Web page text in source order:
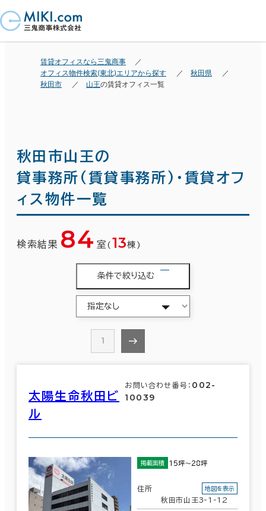
賃貸オフィスなら三鬼商事
オフィス物件検索(東北)エリアから探す
秋田県
秋田市
山王の賃貸オフィス一覧
秋田市山王の
貸事務所(賃貸事務所)・賃貸オフ
ィス物件一覧
検索結果 84 室 ( 13棟)
条件で絞り込む
1
太陽生命秋田ビ
ル
お問い合わせ番号： 002-
10039
掲載面積 15坪～28坪
住所
秋田市山王3-1-12
地図を表示